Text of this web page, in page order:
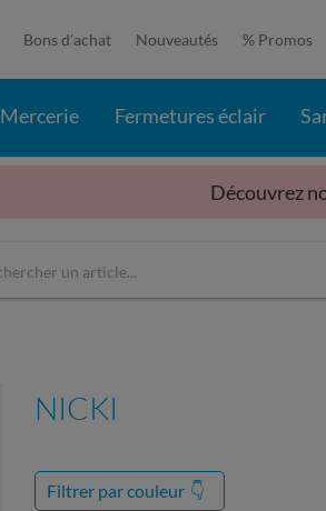
Bons d'achat Nouveautés % Promos
Mercerie Fermetures éclair
Découvrez
NICKI
Filtrer par couleur 👇